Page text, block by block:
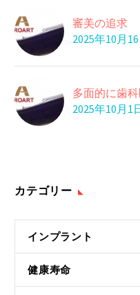
審美の追求
2025年10月
多面的に歯
2025年10月1
カテゴリー
インプラント
健康寿命